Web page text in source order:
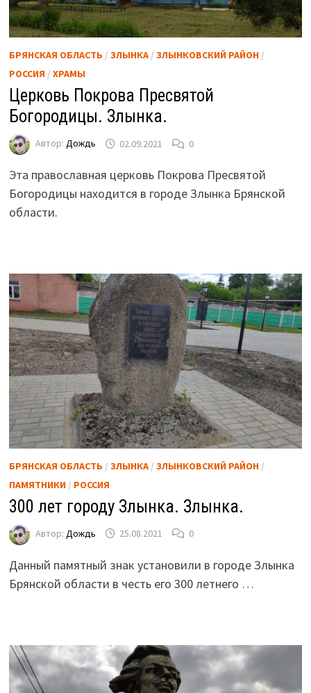
БРЯНСКАЯ ОБЛАСТЬ / ЗЛЫНКА/ ЗЛЫНКОВСКИЙ РАЙОН/
РОССИЯ / ХРАМЫ
Церковь Покрова Пресвятой
Богородицы. Злынка.
Автор: Дождь 02.09.2021 0
Эта православная церковь Покрова Пресвятой
Богородицы находится в городе Злынка Брянской
области.
БРЯНСКАЯ ОБЛАСТЬ / ЗЛЫНКА/ ЗЛЫНКОВСКИЙ РАЙОН/
ПАМЯТНИКИ/ РОССИЯ
300 лет городу Злынка. Злынка.
Автор: Дождь 25.08.2021 0
Данный памятный знак установили в городе Злынка
Брянской области в честь его 300 летнего …